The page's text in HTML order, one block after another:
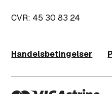
CVR: 45 30 83 24
Handelsbetingelser